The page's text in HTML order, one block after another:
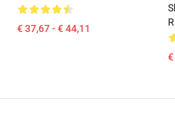
€ 37,67 - € 44,11
€